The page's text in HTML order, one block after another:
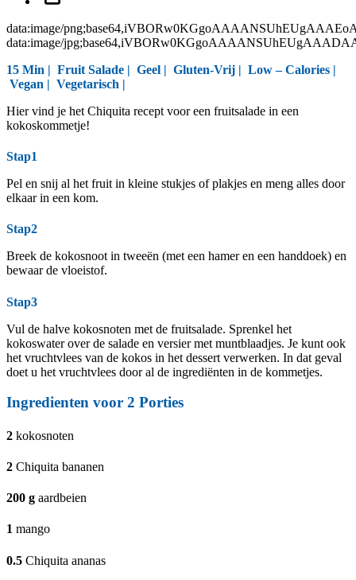
data:image/
data:image/
15 Min | Fruit Salade | Geel | Gluten-Vrij | Low – Calories |
Vegan | Vegetarisch |
Hier vind je het Chiquita recept voor een fruitsalade in een
kokoskommetje!
Stap1
Pel en snij al het fruit in kleine stukjes of plakjes en meng alles door
elkaar in een kom.
Stap2
Breek de kokosnoot in tweeën (met een hamer en een handdoek) en
bewaar de vloeistof.
Stap3
Vul de halve kokosnoten met de fruitsalade. Sprenkel het
kokoswater over de salade en versier met muntblaadjes. Je kunt ook
het vruchtvlees van de kokos in het dessert verwerken. In dat geval
doet u het vruchtvlees door al de ingrediënten in de kommetjes.
Ingredienten voor 2 Porties
2 kokosnoten
2 Chiquita bananen
200 g aardbeien
1 mango
0.5 Chiquita ananas